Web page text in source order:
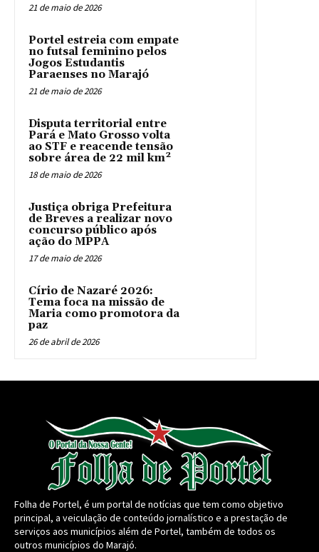
21 de maio de 2026
Portel estreia com empate
no futsal feminino pelos
Jogos Estudantis
Paraenses no Marajó
21 de maio de 2026
Disputa territorial entre
Pará e Mato Grosso volta
ao STF e reacende tensão
sobre área de 22 mil km²
18 de maio de 2026
Justiça obriga Prefeitura
de Breves a realizar novo
concurso público após
ação do MPPA
17 de maio de 2026
Círio de Nazaré 2026:
Tema foca na missão de
Maria como promotora da
paz
26 de abril de 2026
Folha de Portel, é um portal de notícias que tem como objetivo
principal, a veiculação de conteúdo jornalístico e a prestação de
serviços aos municípios além de Portel, também de todos os
outros municípios do Marajó.